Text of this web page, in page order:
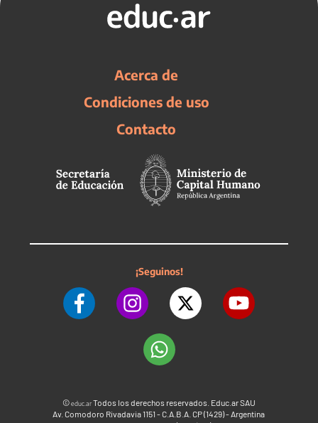
Acerca de
Condiciones de uso
Contacto
¡Seguinos!
©educ.arTodos los derechos reservados. Educ.ar SAU
Av. Comodoro Rivadavia 1151 - C.A.B.A. CP (1429) - Argentina